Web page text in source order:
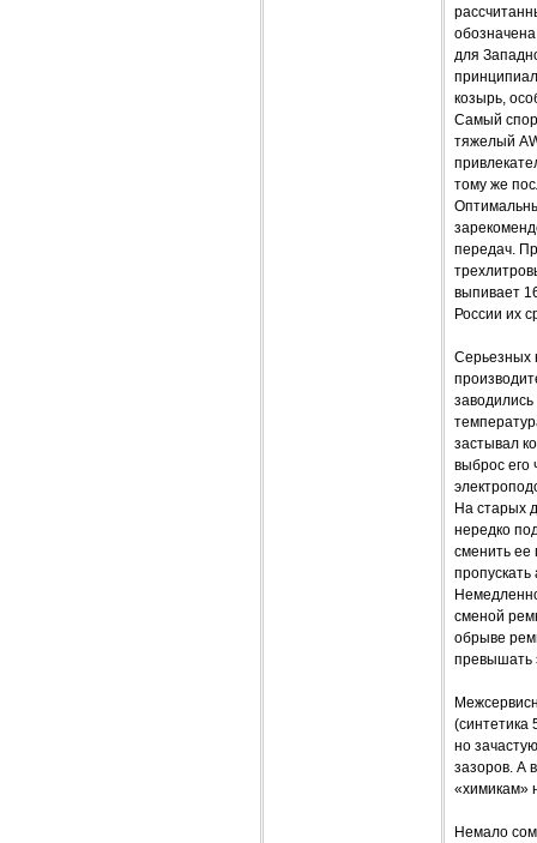
для
козырь,
Самый
тяжелый
тому же
передач.
выпивает
России их
Серьезных
застывал
выброс его
На старых
нередко
сменить ее
сменой
обрыве
превышать
(синтетика
но
зазоров. А
«химикам»
Немало